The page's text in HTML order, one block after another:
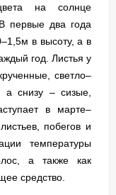
на солнце
первые два года
в высоту, а в
год. Листья у
светло–
а снизу – сизые,
в марте–
побегов и
температуры
а также как
средство.